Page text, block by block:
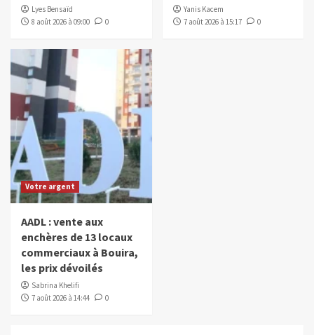
Lyes Bensaïd
8 août 2026 à 09:00
0
Yanis Kacem
7 août 2026 à 15:17
0
Votre argent
AADL : vente aux
enchères de 13 locaux
commerciaux à Bouira,
les prix dévoilés
Sabrina Khelifi
7 août 2026 à 14:44
0